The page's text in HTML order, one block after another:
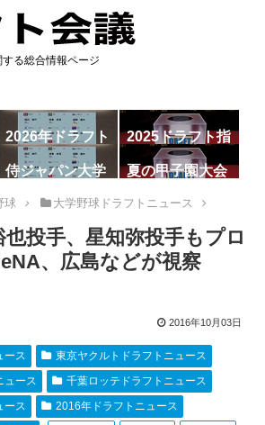
る総合情報ページ
2026年ドラフト
候補
2025ドラフト指
名一覧
侍ジャパン大学
代表
夏の甲子園大会
球 大学野球ドラフトニュース
也投手、星知弥投手もプロ
、広島などが視察
2016年10月03日
ース
東京ヤクルトドラフトニュース
ュース
千葉ロッテドラフトニュース
ース
2016年ドラフトニュース